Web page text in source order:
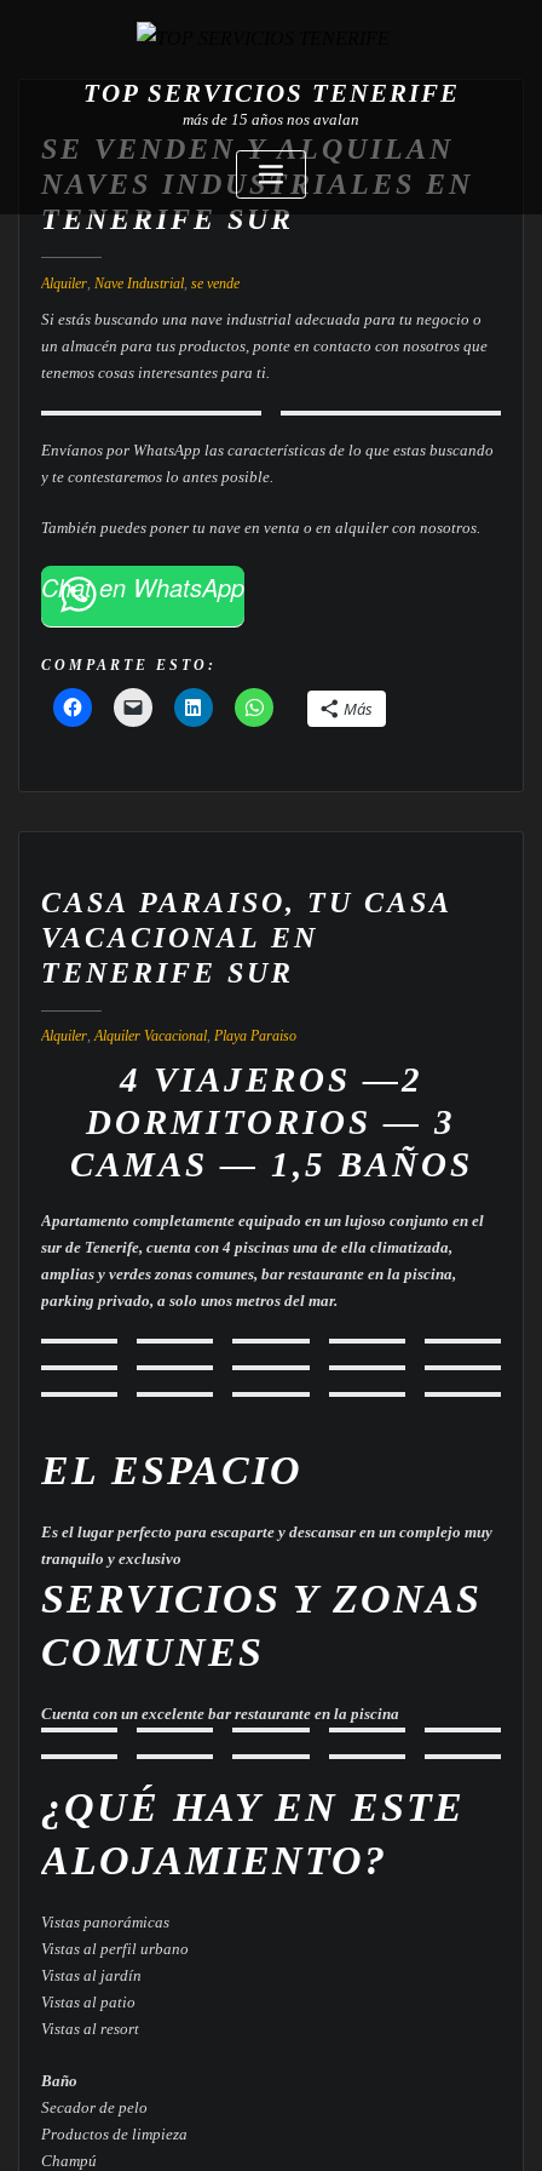
TOP SERVICIOS TENERIFE
más de 15 años nos avalan
SE VENDEN Y ALQUILAN
NAVES INDUSTRIALES EN
TENERIFE SUR
Alquiler, Nave Industrial, se vende
Si estás buscando una nave industrial adecuada para tu negocio o
un almacén para tus productos, ponte en contacto con nosotros que
tenemos cosas interesantes para ti.
Envíanos por WhatsApp las características de lo que estas buscando
y te contestaremos lo antes posible.
También puedes poner tu nave en venta o en alquiler con nosotros.
Chat en WhatsApp
COMPARTE ESTO:
Más
CASA PARAISO, TU CASA
VACACIONAL EN
TENERIFE SUR
Alquiler,Alquiler Vacacional, Playa Paraiso
4 VIAJEROS —2
DORMITORIOS — 3
CAMAS — 1,5 BAÑOS
Apartamento completamente equipado en un lujoso conjunto en el
sur de Tenerife, cuenta con 4 piscinas una de ella climatizada,
amplias y verdes zonas comunes, bar restaurante en la piscina,
parking privado, a solo unos metros del mar.
EL ESPACIO
Es el lugar perfecto para escaparte y descansar en un complejo muy
tranquilo y exclusivo
SERVICIOS Y ZONAS
COMUNES
Cuenta con un excelente bar restaurante en la piscina
¿QUÉ HAY EN ESTE
ALOJAMIENTO?
Vistas panorámicas
Vistas al perfil urbano
Vistas al jardín
Vistas al patio
Vistas al resort
Baño
Secador de pelo
Productos de limpieza
Champú